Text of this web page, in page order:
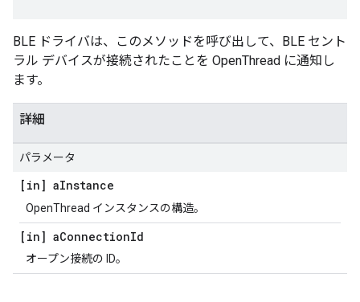
BLE ドライバは、このメソッドを呼び出して、BLE セント
ラル デバイスが接続されたことを OpenThread に通知し
ます。
詳細
パラメータ
[in] aInstance
OpenThread インスタンスの構造。
[in] aConnectionId
オープン接続の ID。